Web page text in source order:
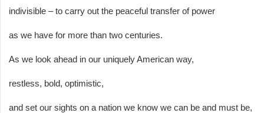
indivisible – to carry out the peaceful transfer of power
as we have for more than two centuries.
As we look ahead in our uniquely American way,
restless, bold, optimistic,
and set our sights on a nation we know we can be and must be,